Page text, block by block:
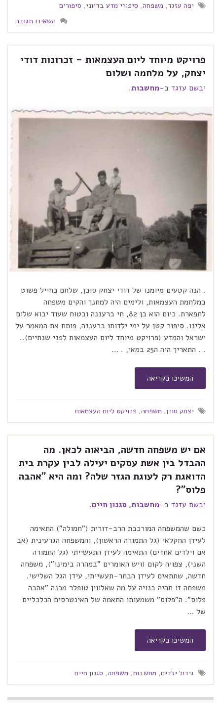
יפה עזגד, משפחה, סיפורי מדע בדיוני, סיפורים
השאירו תגובה
פרויקט מיוחד ליום העצמאות – זכרונות דודי
יצחק, על מלחמה ושלום
יבשם עזגד ב-מחשבות.
. הנה קטעים מיומנו של דודי יצחק סוכן, שלחם כחייל פשוט
במלחמת העצמאות, ולימים היה למחנך והקים משפחה
לתפארת. כיום הוא בן 82, חי ברעננה ובטוח שעוד יבוא שלום
אלינו. סיפור קטן על ימי ילדותו ברעננה, פותח את המאמר על
ישראל והמדע (פרויקט מיוחד ליום העצמאות לפני שנתיים)..
. . התאריך היה ה25 במאי, . …
המשיכו בקריאה
יצחק סוכן, משפחה, פרויקט ליום העצמאות
אם יש משפחה חדשה, הביאוה לכאן. מה
ההבדל בין אשת עסקים יעילה לבין עקרת בית
הדואגת רק לעוגת הגזר שלה? ומה היא "אהבה
פלוס"?
יבשם עזגד ב-מחשבות, סגנון חיים.
כשם שהמשפחה המורכבת הרב-דורית ("חמולה") התאימה
לעידן החקלאי (גל התמורה הראשון), והמשפחה הגרעינית (אב
אם וילדים אחדים) התאימה לעידן התעשייתי (גל התמורה
השני), צפויה לקום (ויש האומרים "במהרה בימינו"), משפחה
חדשה, שתתאים לעידן הבתר-תעשייתי, עידן הגל השלישי.
משפחה זו תהיה בנויה על מה שאלווין טופלר מכנה "אהבה
פלוס". ה"פלוס" משמעותו התאמה של האינטרסים הכלכליים
של …
המשיכו בקריאה
גידול ילדים, מחשבות, משפחה, סגנון חיים